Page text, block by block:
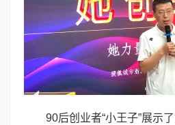
90后创业者“小王子”展示